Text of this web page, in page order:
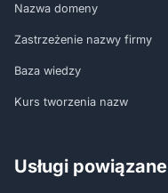
Nazwa domeny
Zastrzeżenie nazwy firmy
Baza wiedzy
Kurs tworzenia nazw
Usługi powiązane